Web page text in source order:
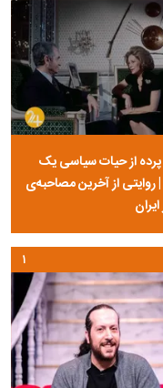
از حیات سیاسی یک
روایتی از آخرین مصاحبه‌ی
۱